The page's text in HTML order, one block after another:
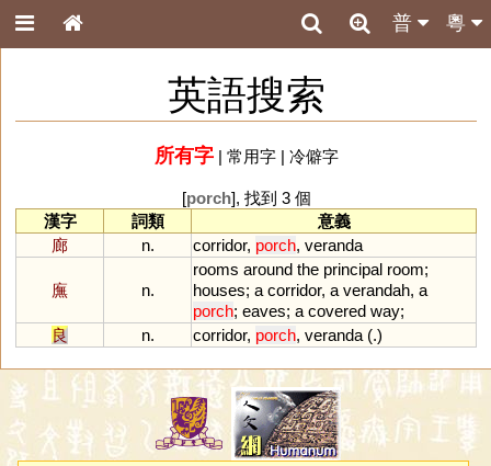
粵
普
英語搜索
所有字| 常用字| 冷僻字
[porch], 找到 3 個
漢字
詞類
意義
廊
n. corridor, porch, veranda
廡 n.
rooms around the principal room;
houses; a corridor, a verandah, a
porch; eaves; a covered way;
良
n. corridor, porch, veranda (.)